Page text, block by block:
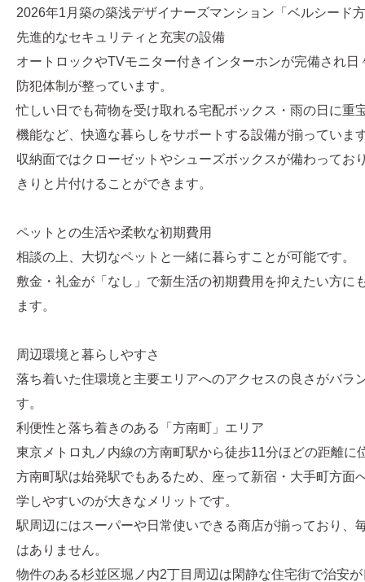
2026年1月築の築浅デザイナーズマンション「ベルシード
先進的なセキュリティと充実の設備
オートロックやTVモニター付きインターホンが完備され日
防犯体制が整っています。
忙しい日でも荷物を受け取れる宅配ボックス・雨の日に重
機能など、快適な暮らしをサポートする設備が揃っていま
収納面ではクローゼットやシューズボックスが備わってお
きりと片付けることができます。
ペットとの生活や柔軟な初期費用
相談の上、大切なペットと一緒に暮らすことが可能です。
敷金・礼金が「なし」で新生活の初期費用を抑えたい方に
ます。
周辺環境と暮らしやすさ
落ち着いた住環境と主要エリアへのアクセスの良さがバラ
す。
利便性と落ち着きのある「方南町」エリア
東京メトロ丸ノ内線の方南町駅から徒歩11分ほどの距離に
方南町駅は始発駅でもあるため、座って新宿・大手町方面
学しやすいのが大きなメリットです。
駅周辺にはスーパーや日常使いできる商店が揃っており、
はありません。
物件のある杉並区堀ノ内2丁目周辺は閑静な住宅街で治安